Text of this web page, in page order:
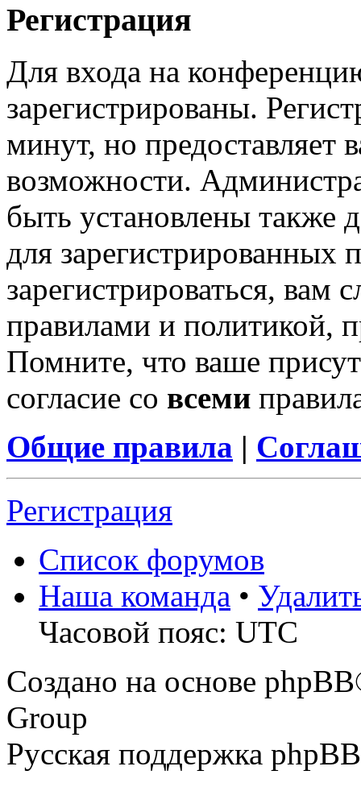
Регистрация
Для входа на
зарегистрированы.
минут, но предоставляет
возможности.
быть установлены также
для зарегистрированных
зарегистрироваться, вам
правилами и политикой,
Помните, что ваше
согласие со всеми
Общие правила |
Регистрация
Список форумов
Наша команда •
Часовой пояс: UTC
Создано на основе
Group
Русская поддержка phpBB